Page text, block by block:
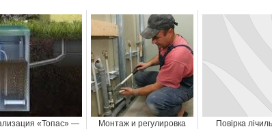
«Топас» —
Монтаж и регулировка
Повірка